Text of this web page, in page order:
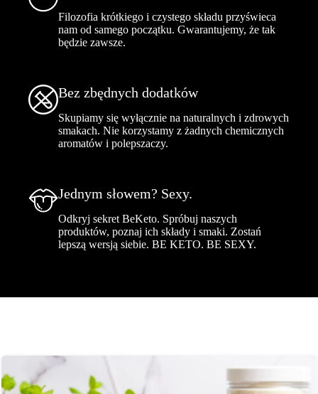
Filozofia krótkiego i czystego składu przyświeca
nam od samego początku. Gwarantujemy, że tak
będzie zawsze.
Bez zbędnych dodatków
Skupiamy się wyłącznie na naturalnych i zdrowych
smakach. Nie korzystamy z żadnych chemicznych
aromatów i polepszaczy.
Jednym słowem? Sexy.
Odkryj sekret BeKeto. Spróbuj naszych
produktów, poznaj ich składy i smaki. Zostań
lepszą wersją siebie. BE KETO. BE SEXY.